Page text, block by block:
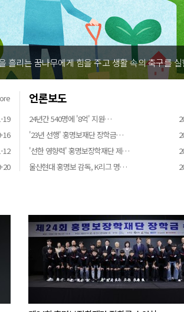
흘리는 꿈나무에게 힘을 주고 생활 속의 축구를
19
16
12
20
언론보도
24년간 540명에 '8억' 지원…
'23년 선행' 홍명보재단 장학금…
'선한 영향력' 홍명보장학재단 제…
울산현대 홍명보 감독, K리그 명…